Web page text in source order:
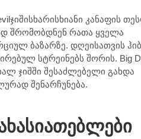
კანაფის
შრომობდნენ რათა ყველა
ბაზარზე. დღეისათვის
სტრეინებს შორის. Big
ჯიშში შესაძლებელი გახდა
შენარჩუნება.